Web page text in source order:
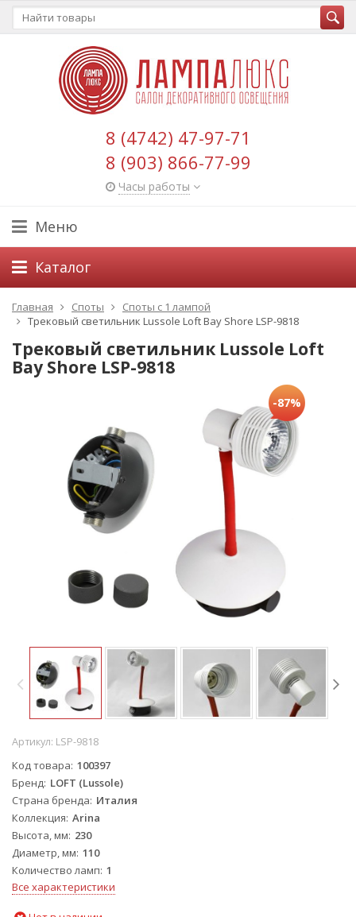
8 (4742) 47-97-71
8 (903) 866-77-99
Часы работы
Меню
Каталог
Главная Споты
Споты с 1 лампой
Трековый светильник Lussole Loft Bay Shore LSP-9818
Трековый светильник Lussole Loft
Bay Shore LSP-9818
-87%
Артикул: LSP-9818
Код товара 100397
Бренд LOFT (Lussole)
Страна бренда Италия
Коллекция Arina
Высота, мм 230
Диаметр, мм 110
Количество ламп 1
Все характеристики